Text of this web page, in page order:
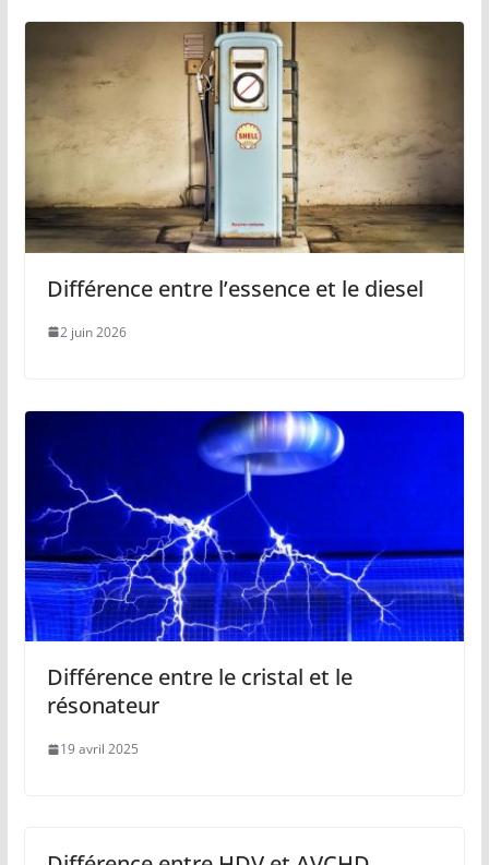
Différence entre l’essence et le diesel
2 juin 2026
Différence entre le cristal et le
résonateur
19 avril 2025